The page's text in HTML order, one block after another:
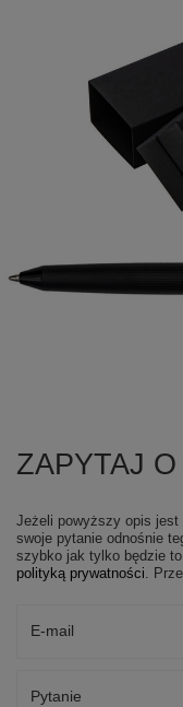
ZAPYTAJ
Jeżeli powyższy opis jest
swoje pytanie odnośnie
szybko jak tylko będzie
polityką prywatności.
E-mail
Pytanie